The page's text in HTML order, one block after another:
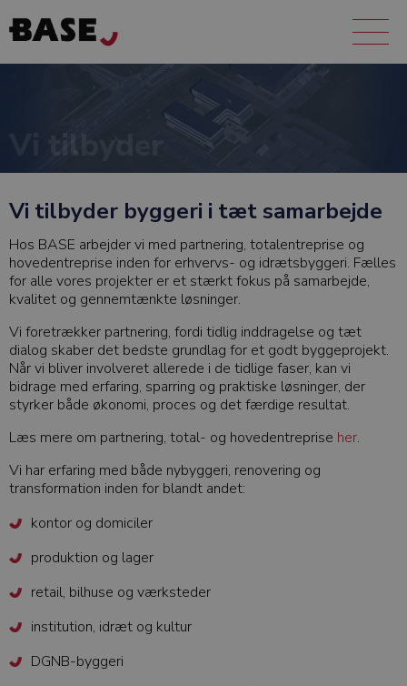
Vi tilbyder
Vi tilbyder byggeri i tæt samarbejde
Hos BASE arbejder vi med partnering, totalentreprise og
hovedentreprise inden for erhvervs- og idrætsbyggeri. Fælles
for alle vores projekter er et stærkt fokus på samarbejde,
kvalitet og gennemtænkte løsninger.
Vi foretrækker partnering, fordi tidlig inddragelse og tæt
dialog skaber det bedste grundlag for et godt byggeprojekt.
Når vi bliver involveret allerede i de tidlige faser, kan vi
bidrage med erfaring, sparring og praktiske løsninger, der
styrker både økonomi, proces og det færdige resultat.
Læs mere om partnering, total- og hovedentreprise her.
Vi har erfaring med både nybyggeri, renovering og
transformation inden for blandt andet:
kontor og domiciler
produktion og lager
retail, bilhuse og værksteder
institution, idræt og kultur
DGNB-byggeri